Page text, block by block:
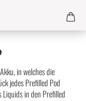
in welches die
jedes Prefilled Pod
in den Prefilled